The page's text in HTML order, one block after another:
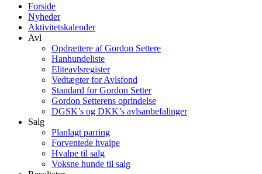
Forside
Nyheder
Aktivitetskalender
Avl
Opdrættere af Gordon Settere
Hanhundeliste
Eliteavlsregister
Vedtægter for Avlsfond
Standard for Gordon Setter
Gordon Setterens oprindelse
DGSK’s og DKK’s avlsanbefalinger
Salg
Planlagt parring
Forventede hvalpe
Hvalpe til salg
Voksne hunde til salg